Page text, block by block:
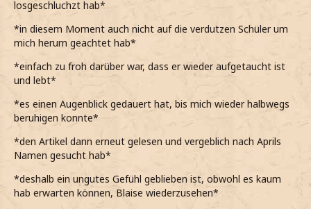
losgeschluchzt hab*
*in diesem Moment auch nicht auf die verdutzen Schüler um
mich herum geachtet hab*
*einfach zu froh darüber war, dass er wieder aufgetaucht ist
und lebt*
*es einen Augenblick gedauert hat, bis mich wieder halbwegs
beruhigen konnte*
*den Artikel dann erneut gelesen und vergeblich nach Aprils
Namen gesucht hab*
*deshalb ein ungutes Gefühl geblieben ist, obwohl es kaum
hab erwarten können, Blaise wiederzusehen*